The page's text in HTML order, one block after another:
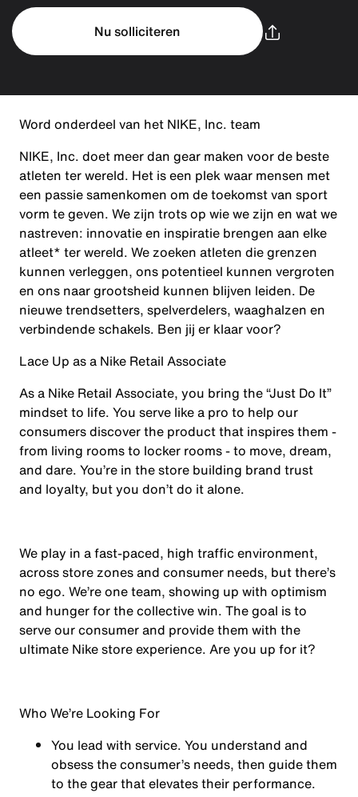
Nu solliciteren
Word onderdeel van het NIKE, Inc. team
NIKE, Inc. doet meer dan gear maken voor de beste
atleten ter wereld. Het is een plek waar mensen met
een passie samenkomen om de toekomst van sport
vorm te geven. We zijn trots op wie we zijn en wat we
nastreven: innovatie en inspiratie brengen aan elke
atleet* ter wereld. We zoeken atleten die grenzen
kunnen verleggen, ons potentieel kunnen vergroten
en ons naar grootsheid kunnen blijven leiden. De
nieuwe trendsetters, spelverdelers, waaghalzen en
verbindende schakels. Ben jij er klaar voor?
Lace Up as a Nike Retail Associate
As a Nike Retail Associate, you bring the “Just Do It”
mindset to life. You serve like a pro to help our
consumers discover the product that inspires them -
from living rooms to locker rooms - to move, dream,
and dare. You’re in the store building brand trust
and loyalty, but you don’t do it alone.
We play in a fast-paced, high traffic environment,
across store zones and consumer needs, but there’s
no ego. We’re one team, showing up with optimism
and hunger for the collective win. The goal is to
serve our consumer and provide them with the
ultimate Nike store experience. Are you up for it?
Who We’re Looking For
You lead with service. You understand and
obsess the consumer’s needs, then guide them
to the gear that elevates their performance.